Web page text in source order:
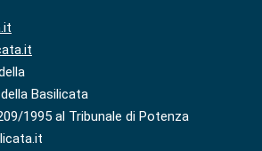
Basilicata
1995 al Tribunale di Potenza